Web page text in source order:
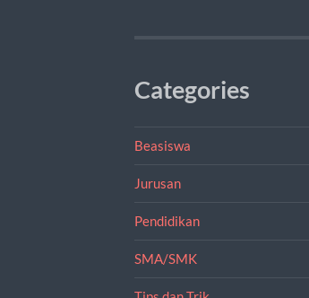
Categories
Beasiswa
Jurusan
Pendidikan
SMA/SMK